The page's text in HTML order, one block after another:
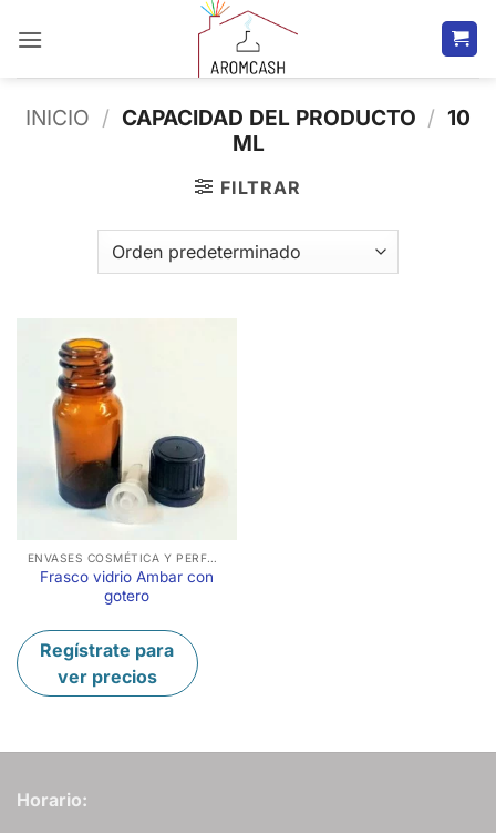
INICIO / CAPACIDAD DEL PRODUCTO / 10
ML
FILTRAR
ENVASES COSMÉTICA Y PERFUMERÍA
Frasco vidrio Ambar con
gotero
Regístrate para
ver precios
Horario: